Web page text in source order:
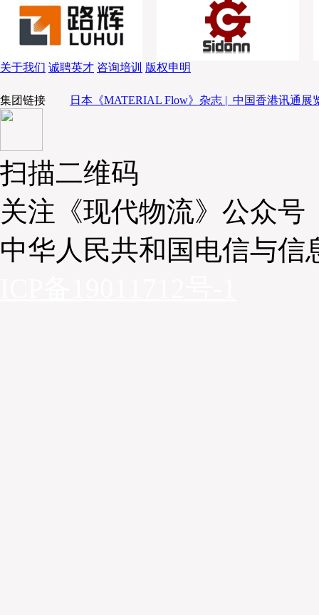
者的个性化需求发展导致SKU急剧扩张，使得企业在物流上的挑
重新规划自身的物流运作模式去维系自身发展。
基于此，企业首先应该做的就是网络规划，戴建国以波司登
介绍。波司登创新地提出了有别于传统“CDC-RDC”的“库区概念”
在库内方面，实现了自动化——数字化——智能化的转变。例如收
盘、料箱）、拣选自动化（融合机械手）、包装自动化、搬运自
关于我们 诚聘英才 咨询培训 版权申明
集团链接 日本《MATERIAL Flow》杂志 | 中国香港讯通展
扫描二维码
关注《现代物流》公众号
中华人民共和国电信与